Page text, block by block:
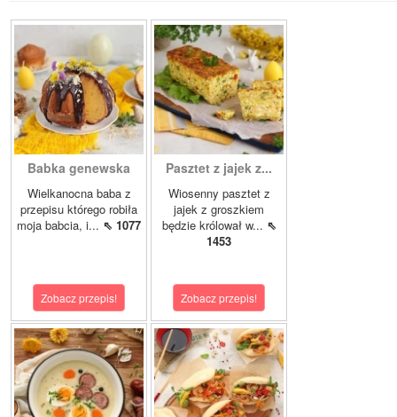
Babka genewska
Wielkanocna baba z
przepisu którego robiła
moja babcia, i... ⇖ 1077
Zobacz przepis!
Pasztet z jajek z...
Wiosenny pasztet z
jajek z groszkiem
będzie królował w... ⇖
1453
Zobacz przepis!